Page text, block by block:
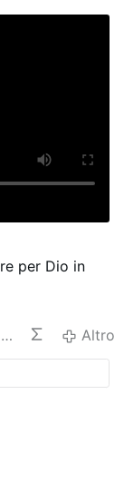
per Dio in
Altro